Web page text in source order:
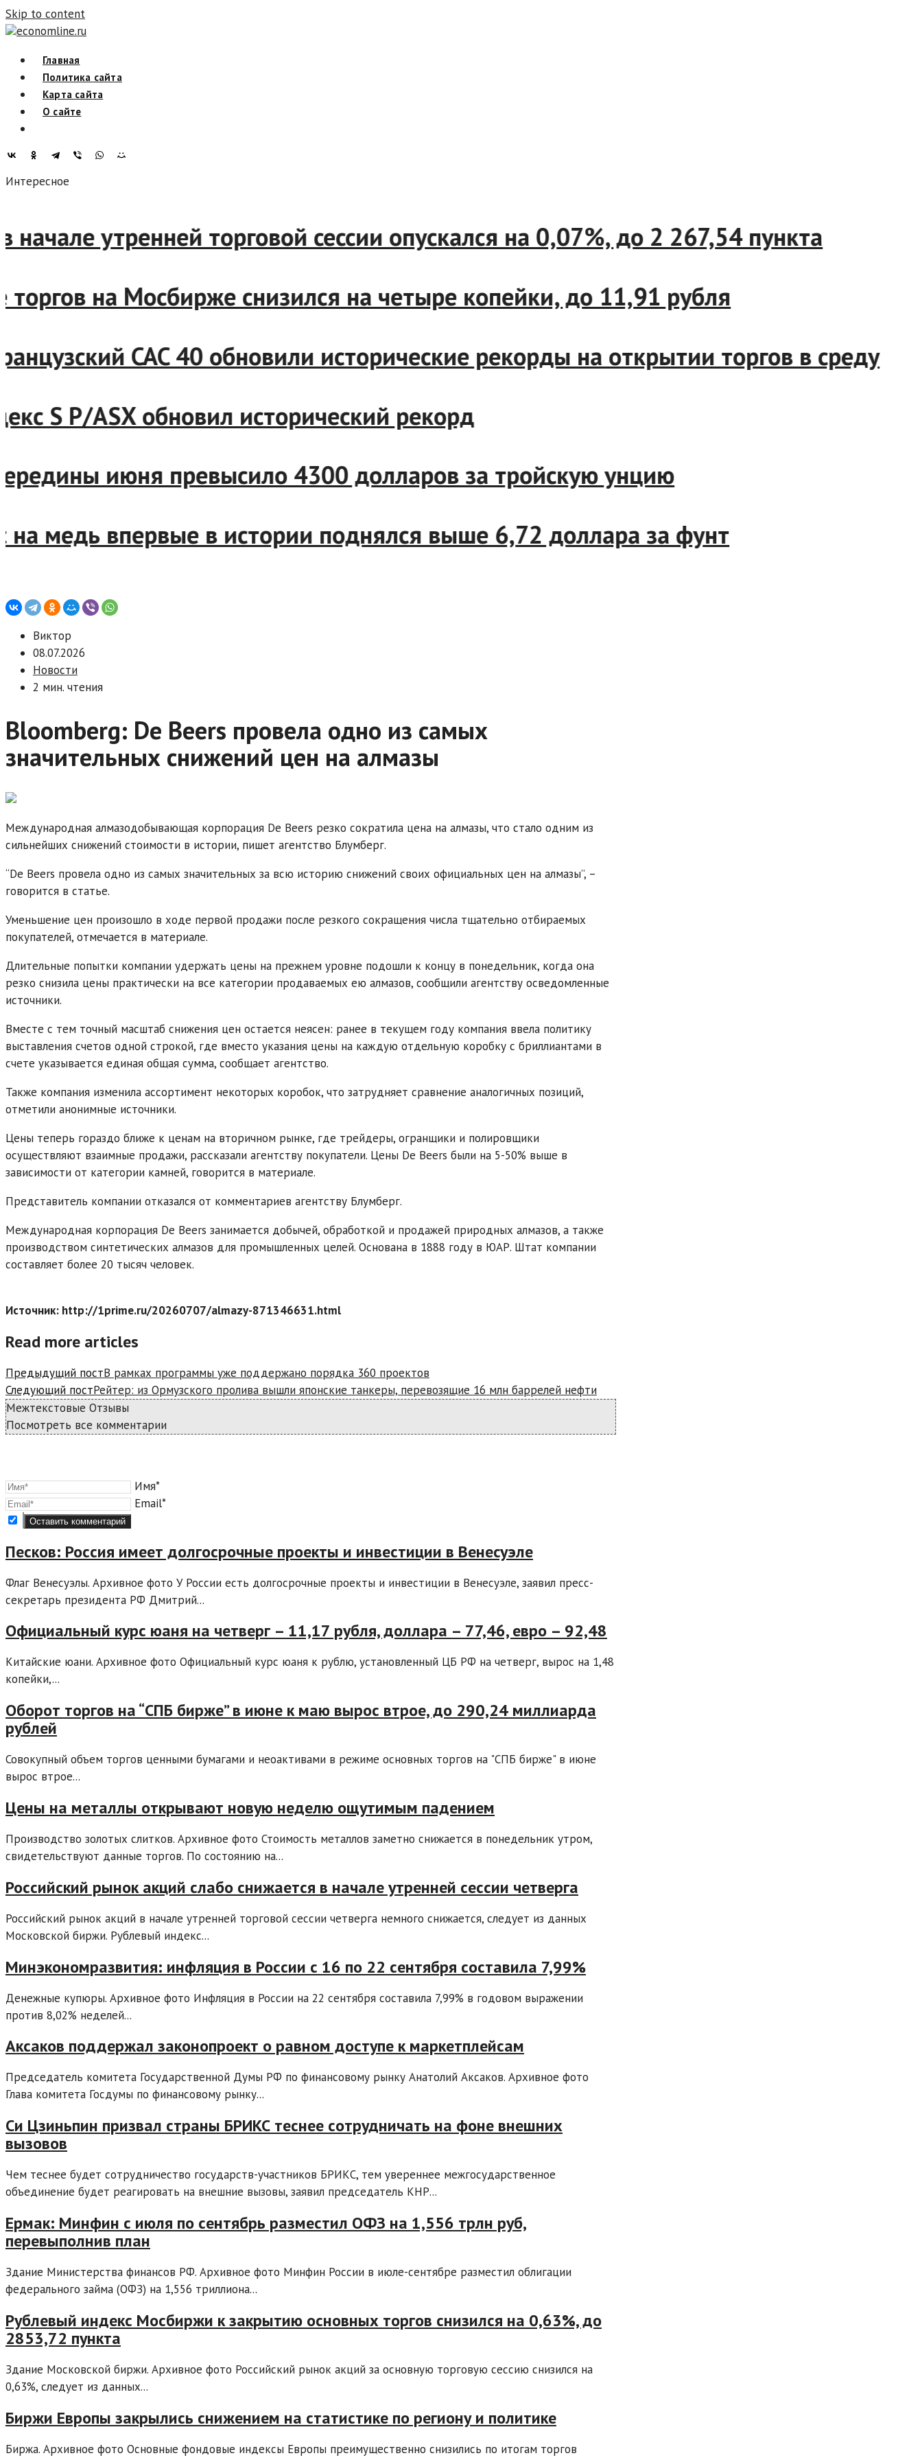
Skip to content
economline.ru
Главная
Политика сайта
Карта сайта
О сайте
Интересное
в начале утренней торговой сессии опускался на 0,07%, до 2 267,54 пункта
торгов на Мосбирже снизился на четыре копейки, до 11,91 рубля
французский CAC 40 обновили исторические рекорды на открытии торгов в
индекс S P/ASX обновил исторический рекорд
с середины июня превысило 4300 долларов за тройскую унцию
на медь впервые в истории поднялся выше 6,72 доллара за фунт
Виктор
08.07.2026
Новости
2 мин. чтения
Bloomberg: De Beers провела одно из самых
значительных снижений цен на алмазы
Международная алмазодобывающая корпорация De Beers резко сократила цена на алмазы, что стало одним из
сильнейших снижений стоимости в истории, пишет агентство Блумберг.
“De Beers провела одно из самых значительных за всю историю снижений своих официальных цен на алмазы”, –
говорится в статье.
Уменьшение цен произошло в ходе первой продажи после резкого сокращения числа тщательно отбираемых
покупателей, отмечается в материале.
Длительные попытки компании удержать цены на прежнем уровне подошли к концу в понедельник, когда она
резко снизила цены практически на все категории продаваемых ею алмазов, сообщили агентству осведомленные
источники.
Вместе с тем точный масштаб снижения цен остается неясен: ранее в текущем году компания ввела политику
выставления счетов одной строкой, где вместо указания цены на каждую отдельную коробку с бриллиантами в
счете указывается единая общая сумма, сообщает агентство.
Также компания изменила ассортимент некоторых коробок, что затрудняет сравнение аналогичных позиций,
отметили анонимные источники.
Цены теперь гораздо ближе к ценам на вторичном рынке, где трейдеры, огранщики и полировщики
осуществляют взаимные продажи, рассказали агентству покупатели. Цены De Beers были на 5-50% выше в
зависимости от категории камней, говорится в материале.
Представитель компании отказался от комментариев агентству Блумберг.
Международная корпорация De Beers занимается добычей, обработкой и продажей природных алмазов, а также
производством синтетических алмазов для промышленных целей. Основана в 1888 году в ЮАР. Штат компании
составляет более 20 тысяч человек.
Источник: http://1prime.ru/20260707/almazy-871346631.html
Read more articles
Предыдущий постВ рамках программы уже поддержано порядка 360 проектов
Следующий постРейтер: из Ормузского пролива вышли японские танкеры, перевозящие 16 млн баррелей нефти
Межтекстовые Отзывы
Посмотреть все комментарии
Имя*
Email*
Песков: Россия имеет долгосрочные проекты и инвестиции в Венесуэле
Флаг Венесуэлы. Архивное фото У России есть долгосрочные проекты и инвестиции в Венесуэле, заявил пресс-
секретарь президента РФ Дмитрий...
Официальный курс юаня на четверг – 11,17 рубля, доллара – 77,46, евро – 92,48
Китайские юани. Архивное фото Официальный курс юаня к рублю, установленный ЦБ РФ на четверг, вырос на 1,48
копейки,...
Оборот торгов на “СПБ бирже” в июне к маю вырос втрое, до 290,24 миллиарда
рублей
Совокупный объем торгов ценными бумагами и неоактивами в режиме основных торгов на "СПБ бирже" в июне
вырос втрое...
Цены на металлы открывают новую неделю ощутимым падением
Производство золотых слитков. Архивное фото Стоимость металлов заметно снижается в понедельник утром,
свидетельствуют данные торгов. По состоянию на...
Российский рынок акций слабо снижается в начале утренней сессии четверга
Российский рынок акций в начале утренней торговой сессии четверга немного снижается, следует из данных
Московской биржи. Рублевый индекс...
Минэкономразвития: инфляция в России с 16 по 22 сентября составила 7,99%
Денежные купюры. Архивное фото Инфляция в России на 22 сентября составила 7,99% в годовом выражении
против 8,02% неделей...
Аксаков поддержал законопроект о равном доступе к маркетплейсам
Председатель комитета Государственной Думы РФ по финансовому рынку Анатолий Аксаков. Архивное фото
Глава комитета Госдумы по финансовому рынку...
Си Цзиньпин призвал страны БРИКС теснее сотрудничать на фоне внешних
вызовов
Чем теснее будет сотрудничество государств-участников БРИКС, тем увереннее межгосударственное
объединение будет реагировать на внешние вызовы, заявил председатель КНР...
Ермак: Минфин с июля по сентябрь разместил ОФЗ на 1,556 трлн руб,
перевыполнив план
Здание Министерства финансов РФ. Архивное фото Минфин России в июле-сентябре разместил облигации
федерального займа (ОФЗ) на 1,556 триллиона...
Рублевый индекс Мосбиржи к закрытию основных торгов снизился на 0,63%, до
2853,72 пункта
Здание Московской биржи. Архивное фото Российский рынок акций за основную торговую сессию снизился на
0,63%, следует из данных...
Биржи Европы закрылись снижением на статистике по региону и политике
Биржа. Архивное фото Основные фондовые индексы Европы преимущественно снизились по итогам торгов